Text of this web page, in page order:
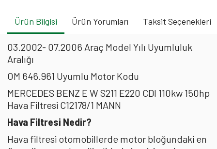
Ürün Bilgisi Ürün Yorumları Taksit Seçenekleri
03.2002- 07.2006 Araç Model Yılı Uyumluluk
Aralığı
OM 646.961 Uyumlu Motor Kodu
MERCEDES BENZ E W S211 E220 CDI 110kw 150hp
Hava Filtresi C12178/1 MANN
Hava Filtresi Nedir?
Hava filtresi otomobillerde motor bloğundaki en